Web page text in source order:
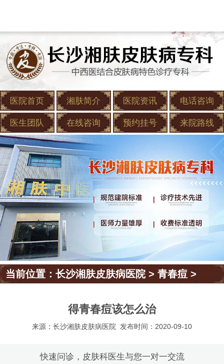
医院首页 湘肤简介 医院资讯 电话咨询
医生团队 在线咨询 预约挂号 来院路线
当前位置：长沙湘肤皮肤病医院>青春痘 >
得青春痘该怎么治
来源：长沙湘肤皮肤病医院 发布时间：2020-09-10
快速问诊，皮肤科医生与您一对一交流